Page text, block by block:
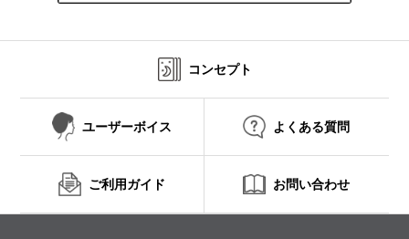
コンセプト
ユーザーボイス よくある質問
ご利用ガイド お問い合わせ